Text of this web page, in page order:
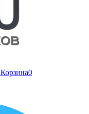
Корзина0